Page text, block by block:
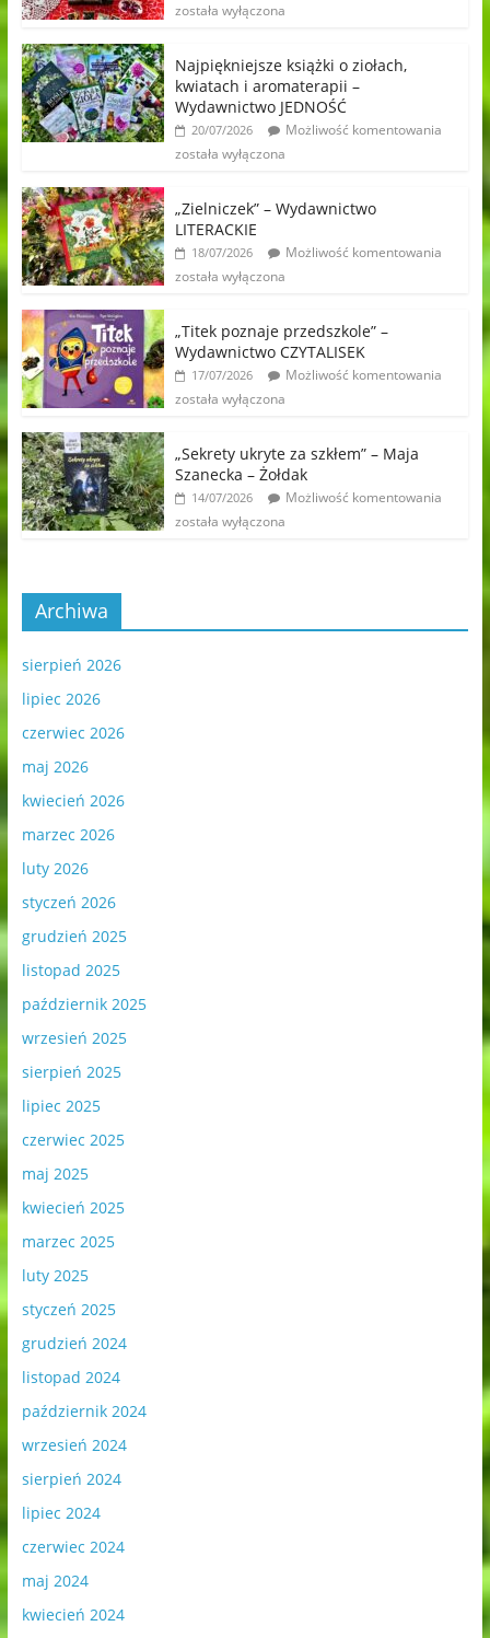
została wyłączona
Najpiękniejsze książki o ziołach,
kwiatach i aromaterapii –
Wydawnictwo JEDNOŚĆ
20/07/2026
Możliwość komentowania
została wyłączona
„Zielniczek” – Wydawnictwo
LITERACKIE
18/07/2026
Możliwość komentowania
została wyłączona
„Titek poznaje przedszkole” –
Wydawnictwo CZYTALISEK
17/07/2026
Możliwość komentowania
została wyłączona
„Sekrety ukryte za szkłem” – Maja
Szanecka – Żołdak
14/07/2026
Możliwość komentowania
została wyłączona
Archiwa
sierpień 2026
lipiec 2026
czerwiec 2026
maj 2026
kwiecień 2026
marzec 2026
luty 2026
styczeń 2026
grudzień 2025
listopad 2025
październik 2025
wrzesień 2025
sierpień 2025
lipiec 2025
czerwiec 2025
maj 2025
kwiecień 2025
marzec 2025
luty 2025
styczeń 2025
grudzień 2024
listopad 2024
październik 2024
wrzesień 2024
sierpień 2024
lipiec 2024
czerwiec 2024
maj 2024
kwiecień 2024